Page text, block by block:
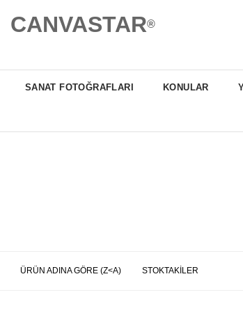
CANVASTAR®
SANAT FOTOĞRAFLARI KONULAR
ÜRÜN ADINA GÖRE (Z<A) STOKTAKILER